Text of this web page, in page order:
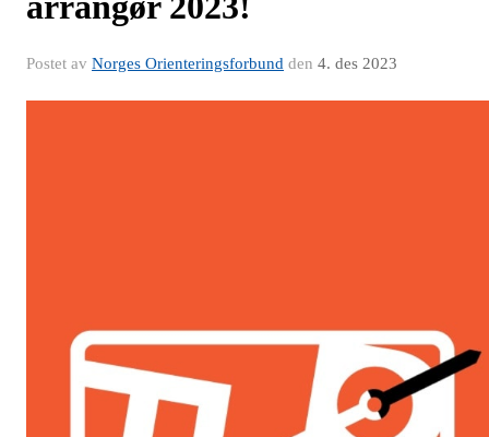
Postet av Norges Orienteringsforbund den 4. des 2023